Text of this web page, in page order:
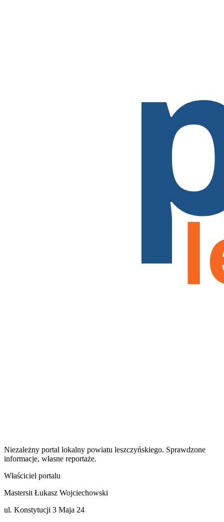
Niezależny portal lokalny powiatu leszczyńskiego. Sprawdzone
informacje, własne reportaże.
Właściciel portalu
Mastersit Łukasz Wojciechowski
ul. Konstytucji 3 Maja 24